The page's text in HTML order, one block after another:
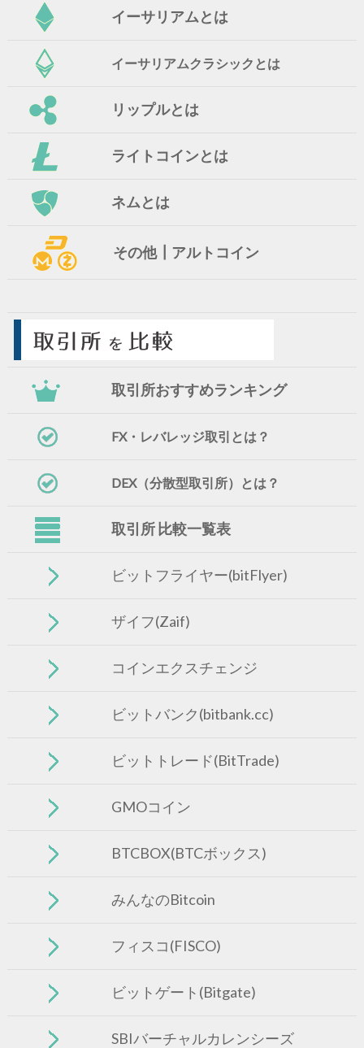
イーサリアムとは
イーサリアムクラシックとは
リップルとは
ライトコインとは
ネムとは
その他┃アルトコイン
取引所おすすめランキング
FX・レバレッジ取引とは？
DEX（分散型取引所）とは？
取引所 比較一覧表
ビットフライヤー(bitFlyer)
ザイフ(Zaif)
コインエクスチェンジ
ビットバンク(bitbank.cc)
ビットトレード(BitTrade)
GMOコイン
BTCBOX(BTCボックス)
みんなのBitcoin
フィスコ(FISCO)
ビットゲート(Bitgate)
SBIバーチャルカレンシーズ